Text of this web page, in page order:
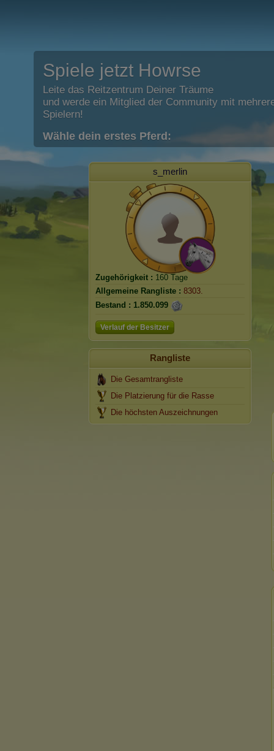
Spiele jetzt Howrse
Leite das Reitzentrum Deiner Träume
und werde ein Mitglied der Community mit
Spielern!
Wähle dein erstes Pferd:
s_merlin
Zugehörigkeit : 160 Tage
Allgemeine Rangliste : 8303.
Bestand : 1.850.099
Verlauf der Besitzer
Rangliste
Die Gesamtrangliste
Die Platzierung für die Rasse
Die höchsten Auszeichnungen